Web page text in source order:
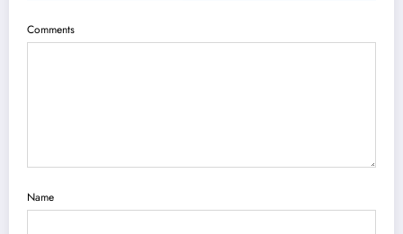
Comments
Name